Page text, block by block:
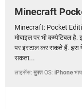
Minecraft
Minecraft: Pocket
मोबाइल पर भी कम्पेटिबल
पर इंस्टाल कर सकते हैं. इस
सकता...
लाइसेंस: मुफ्त OS: iPhone